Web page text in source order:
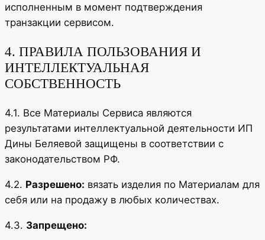
исполненным в момент подтверждения
транзакции сервисом.
4. ПРАВИЛА ПОЛЬЗОВАНИЯ И
ИНТЕЛЛЕКТУАЛЬНАЯ
СОБСТВЕННОСТЬ
4.1. Все Материалы Сервиса являются
результатами интеллектуальной деятельности ИП
Дины Беляевой защищены в соответствии с
законодательством РФ.
4.2. Разрешено: вязать изделия по Материалам для
себя или на продажу в любых количествах.
4.3. Запрещено: